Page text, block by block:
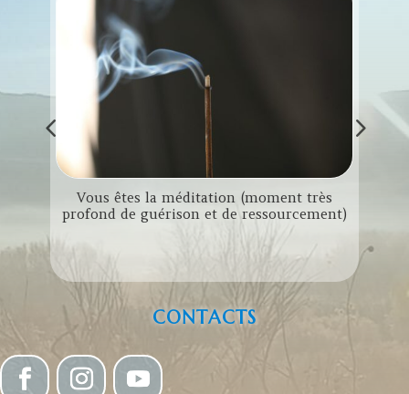
Vous êtes la méditation (moment très
profond de guérison et de ressourcement)
CONTACTS